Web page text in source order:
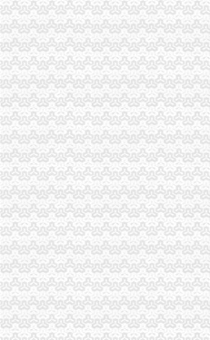
东西湖代账公司流程及费用-中介代理-
重庆渝中区重庆代帐公司工商行政管
僵尸车-搜百科
重庆到荣成物流托运公司-货运部-濮网
三峡水利：2016年年度报告（2017-
渝万囤0518号趸船一艘拍卖-渝中区设
渝中区代账公司
重庆普飞代理记账有限公司
关于永川区副局长张道国、经支队副
（中天光美地）4幢-1层8号、3号车库
可上门签约_重庆公司注册_代办公司
【重庆其它服务|其它服务】-重庆知了
贷款频道_重庆资讯_腾讯·大渝网
新会计服务新闻-新会计服务动态、热
重庆代理记账-重庆工商代办电话价格
【达州其他_达州其他公司】-达州百姓
重庆星都大厦15处房产拍卖-渝中区办
代账公司